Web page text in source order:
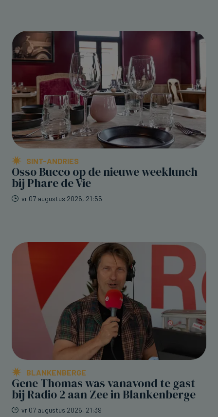
SINT-ANDRIES
Osso Bucco op de nieuwe weeklunch
bij Phare de Vie
vr 07 augustus 2026, 21:55
BLANKENBERGE
Gene Thomas was vanavond te gast
bij Radio 2 aan Zee in Blankenberge
vr 07 augustus 2026, 21:39